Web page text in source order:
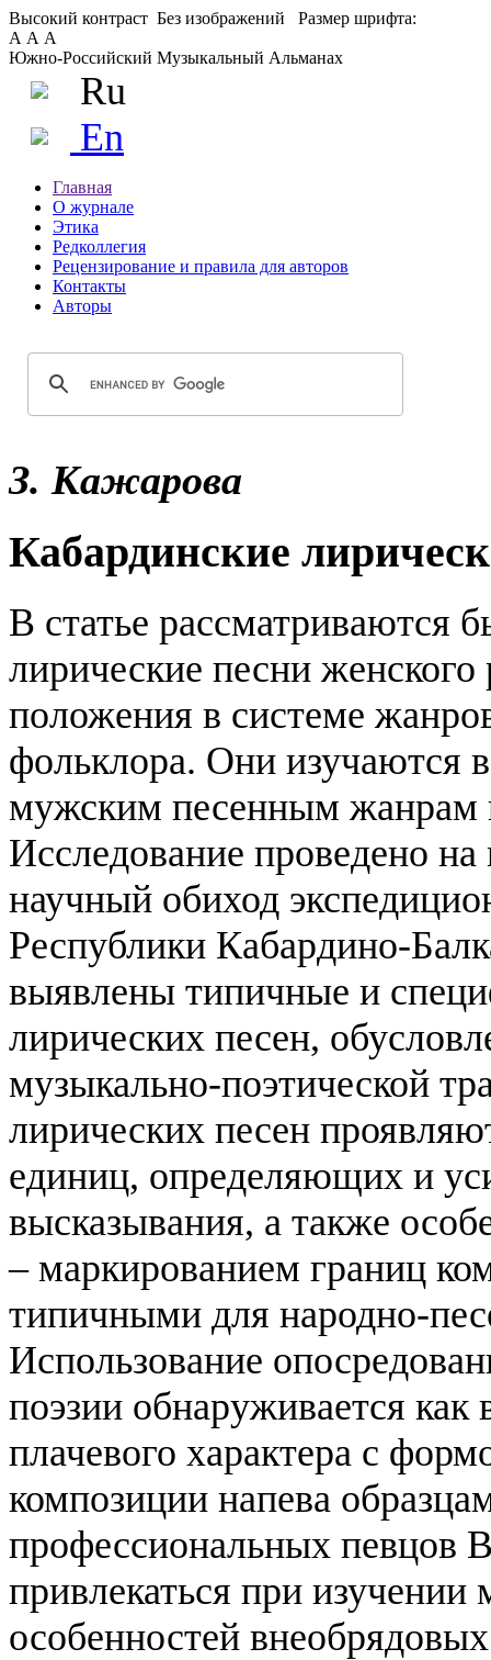
Высокий контраст Без изображений
Размер шрифта:
А А А
Южно-Российский Музыкальный Альманах
Ru
En
Главная
О журнале
Этика
Редколлегия
Рецензирование и правила для авторов
Контакты
Авторы
З. Кажарова
Кабардинские
В статье рассматриваются
лирические песни
положения в системе
фольклора. Они изучаются
мужским песенным жанрам
Исследование проведено
научный обиход
Республики Кабардино-
выявлены типичные и
лирических песен,
музыкально-поэтической
лирических песен
единиц, определяющих и
высказывания, а также
– маркированием границ
типичными для народно-
Использование
поэзии обнаруживается как
плачевого характера с
композиции напева
профессиональных певцов
привлекаться при
особенностей